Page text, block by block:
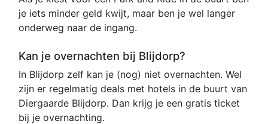
je iets minder geld kwijt, maar ben je wel langer
onderweg naar de ingang.
Kan je overnachten bij Blijdorp?
In Blijdorp zelf kan je (nog) niet overnachten. Wel
zijn er regelmatig deals met hotels in de buurt van
Diergaarde Blijdorp. Dan krijg je een gratis ticket
bij je overnachting.